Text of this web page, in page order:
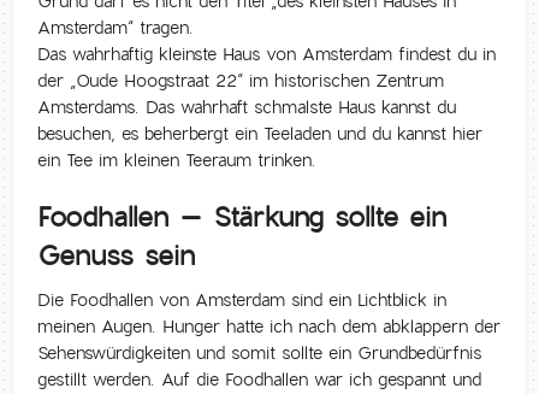
Amsterdam“ tragen.
Das wahrhaftig kleinste Haus von Amsterdam findest du in
der „Oude Hoogstraat 22“ im historischen Zentrum
Amsterdams. Das wahrhaft schmalste Haus kannst du
besuchen, es beherbergt ein Teeladen und du kannst hier
ein Tee im kleinen Teeraum trinken.
Foodhallen – Stärkung sollte ein
Genuss sein
Die Foodhallen von Amsterdam sind ein Lichtblick in
meinen Augen. Hunger hatte ich nach dem abklappern der
Sehenswürdigkeiten und somit sollte ein Grundbedürfnis
gestillt werden. Auf die Foodhallen war ich gespannt und